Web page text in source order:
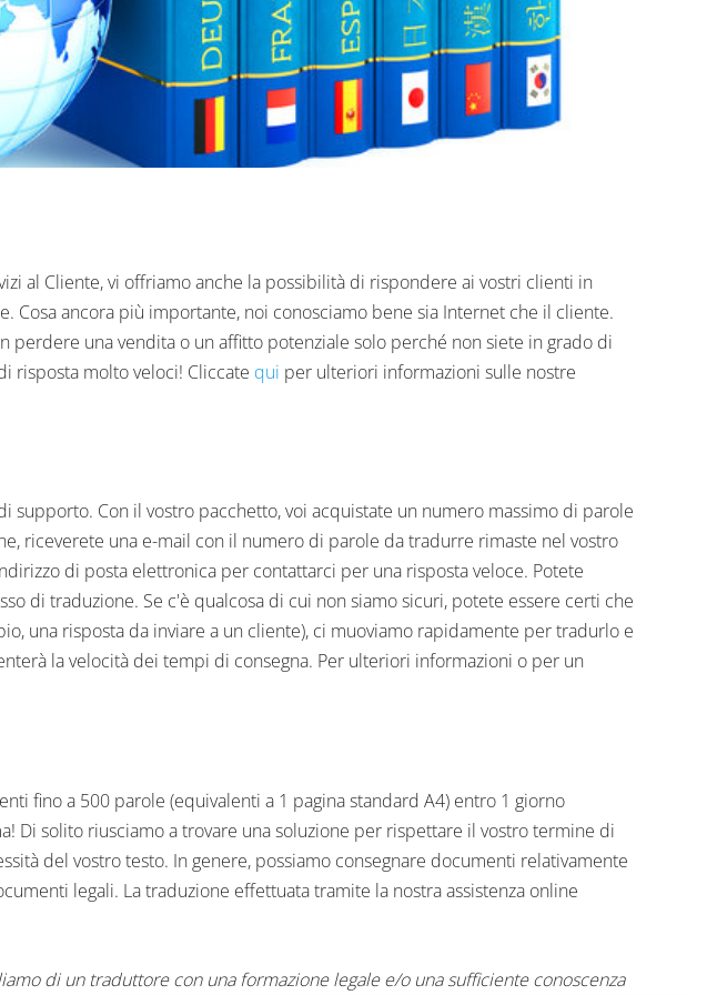
al Cliente, vi offriamo anche la possibilità di rispondere ai vostri clienti in
Cosa ancora più importante, noi conosciamo bene sia Internet che il cliente.
una vendita o un affitto potenziale solo perché non siete in grado di
risposta molto veloci! Cliccate qui per ulteriori informazioni sulle nostre
Con il vostro pacchetto, voi acquistate un numero massimo di parole
riceverete una e-mail con il numero di parole da tradurre rimaste nel vostro
di posta elettronica per contattarci per una risposta veloce. Potete
di traduzione. Se c'è qualcosa di cui non siamo sicuri, potete essere certi che
una risposta da inviare a un cliente), ci muoviamo rapidamente per tradurlo e
la velocità dei tempi di consegna. Per ulteriori informazioni o per un
fino a 500 parole (equivalenti a 1 pagina standard A4) entro 1 giorno
Di solito riusciamo a trovare una soluzione per rispettare il vostro termine di
del vostro testo. In genere, possiamo consegnare documenti relativamente
legali. La traduzione effettuata tramite la nostra assistenza online
di un traduttore con una formazione legale e/o una sufficiente conoscenza